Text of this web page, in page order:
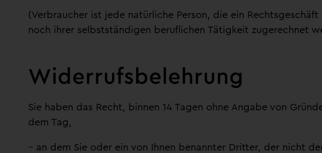
(Verbraucher ist jede natürliche Person, die ein
noch ihrer selbstständigen beruflichen Tätigkeit zugerechnet
Widerrufsbelehrung
Sie haben das Recht, binnen 14 Tagen ohne Angabe von
dem Tag,
– an dem Sie oder ein von Ihnen benannter Dritter, der nicht